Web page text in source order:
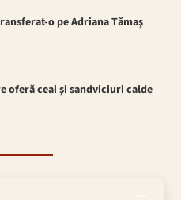
o pe Adriana Tămaş
oferă ceai şi sandviciuri calde